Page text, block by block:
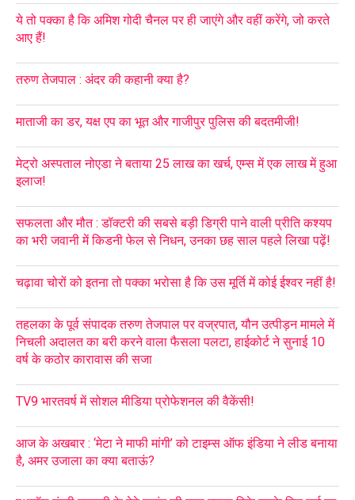
ये तो पक्का है कि अमिश गोदी चैनल पर ही जाएंगे और वहीं करेंगे, जो करते
आए हैं!
तरुण तेजपाल : अंदर की कहानी क्या है?
माताजी का डर, यक्ष एप का भूत और गाजीपुर पुलिस की बदतमीजी!
मेट्रो अस्पताल नोएडा ने बताया 25 लाख का खर्च, एम्स में एक लाख में हुआ
इलाज!
सफलता और मौत : डॉक्टरी की सबसे बड़ी डिग्री पाने वाली प्रीति कश्यप
का भरी जवानी में किडनी फेल से निधन, उनका छह साल पहले लिखा पढ़ें!
चढ़ावा चोरों को इतना तो पक्का भरोसा है कि उस मूर्ति में कोई ईश्वर नहीं है!
तहलका के पूर्व संपादक तरुण तेजपाल पर वज्रपात, यौन उत्पीड़न मामले में
निचली अदालत का बरी करने वाला फैसला पलटा, हाईकोर्ट ने सुनाई 10
वर्ष के कठोर कारावास की सजा
TV9 भारतवर्ष में सोशल मीडिया प्रोफेशनल की वैकेंसी!
आज के अखबार : ‘मेटा ने माफी मांगी’ को टाइम्स ऑफ इंडिया ने लीड बनाया
है, अमर उजाला का क्या बताऊं?